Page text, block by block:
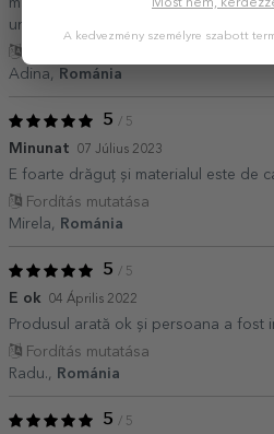
unde rămâne lipici. In rest, ok! ??
Adina,
Románia
5 / 5
Minunat 07 Július 2023
E foarte drăguț și materialul este de
Fordítás mutatása
Mirela,
Románia
5 / 5
E ok 04 Április 2022
Produsul arată ok și persoana a fost
Fordítás mutatása
Radu.,
Románia
5 / 5
Most nem,
A kedvezmény személyre szabott